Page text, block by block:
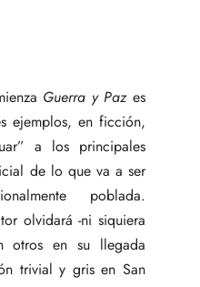
Guerra y Pazes
ejemplos, en ficción,
a los principales
de lo que va a ser
poblada.
olvidará -ni siquiera
otros en su llegada
trivial y gris en San